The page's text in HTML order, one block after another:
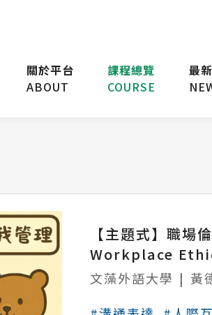
關於平台
ABOUT
課程總覽
COURSE
最
【主題式】職場
Workplace
文藻外語大學 | 黃